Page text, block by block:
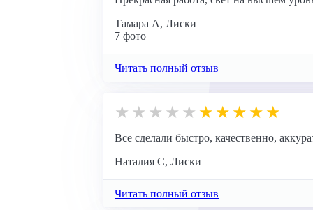
Тамара А, Лиски
7 фото
Читать полный отзыв
Все сделали быстро, качественно,
Наталия С, Лиски
Читать полный отзыв